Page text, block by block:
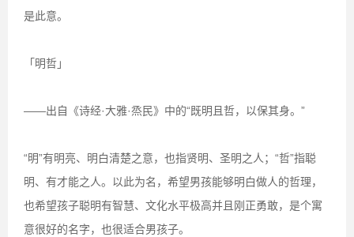
是此意。
「明哲」
——出自《诗经·大雅·烝民》中的“既明且哲，以保其身。”
“明”有明亮、明白清楚之意，也指贤明、圣明之人；“哲”指聪
明、有才能之人。以此为名，希望男孩能够明白做人的哲理，
也希望孩子聪明有智慧、文化水平极高并且刚正勇敢，是个寓
意很好的名字，也很适合男孩子。